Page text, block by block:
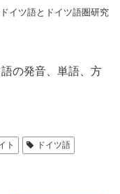
イツ語とドイツ語圏研究
の発音、単語、方
ト ドイツ語